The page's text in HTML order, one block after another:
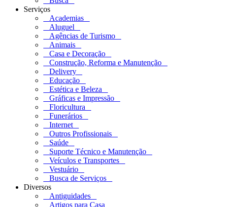
Serviços
Academias
Aluguel
Agências de Turismo
Animais
Casa e Decoração
Construção, Reforma e Manutenção
Delivery
Educação
Estética e Beleza
Gráficas e Impressão
Floricultura
Funerários
Internet
Outros Profissionais
Saúde
Suporte Técnico e Manutenção
Veículos e Transportes
Vestuário
Busca de Serviços
Diversos
Antiguidades
Artigos para Casa